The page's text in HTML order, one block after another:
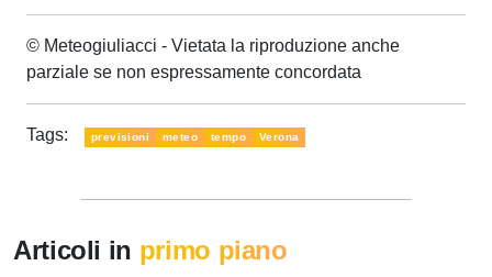
© Meteogiuliacci - Vietata la riproduzione anche
parziale se non espressamente concordata
Tags: previsioni meteo tempo Verona
Articoli in primo piano